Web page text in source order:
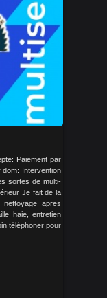
Paiement par
Intervention
sortes de multi-
Je fait de la
apres
haie, entretien
téléphoner pour